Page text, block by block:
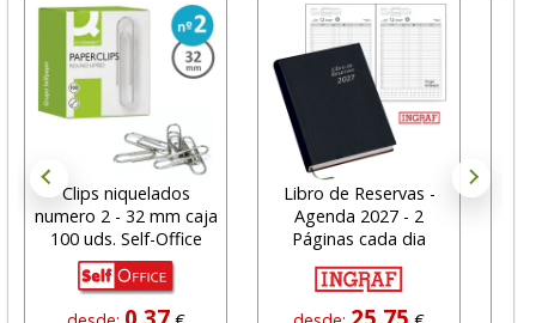
Clips niquelados
numero 2 - 32 mm caja
100 uds. Self-Office
Libro de Reservas -
Agenda 2027 - 2
Páginas cada dia